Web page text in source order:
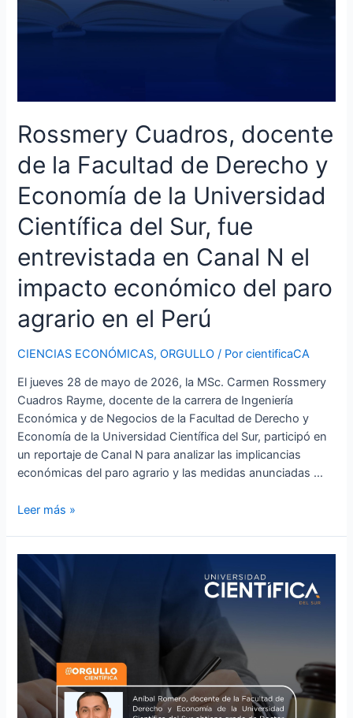
Rossmery Cuadros, docente
de la Facultad de Derecho y
Economía de la Universidad
Científica del Sur, fue
entrevistada en Canal N el
impacto económico del paro
agrario en el Perú
CIENCIAS ECONÓMICAS,ORGULLO / PorcientificaCA
El jueves 28 de mayo de 2026, la MSc. Carmen Rossmery
Cuadros Rayme, docente de la carrera de Ingeniería
Económica y de Negocios de la Facultad de Derecho y
Economía de la Universidad Científica del Sur, participó en
un reportaje de Canal N para analizar las implicancias
económicas del paro agrario y las medidas anunciadas …
Universidad
Científica
entrevistada
Canal
el
impacto
económico
del
agrario
en
el
Perú
Leer más »
Aníbal
Romero,
docente
de
Facultad
Derecho
y